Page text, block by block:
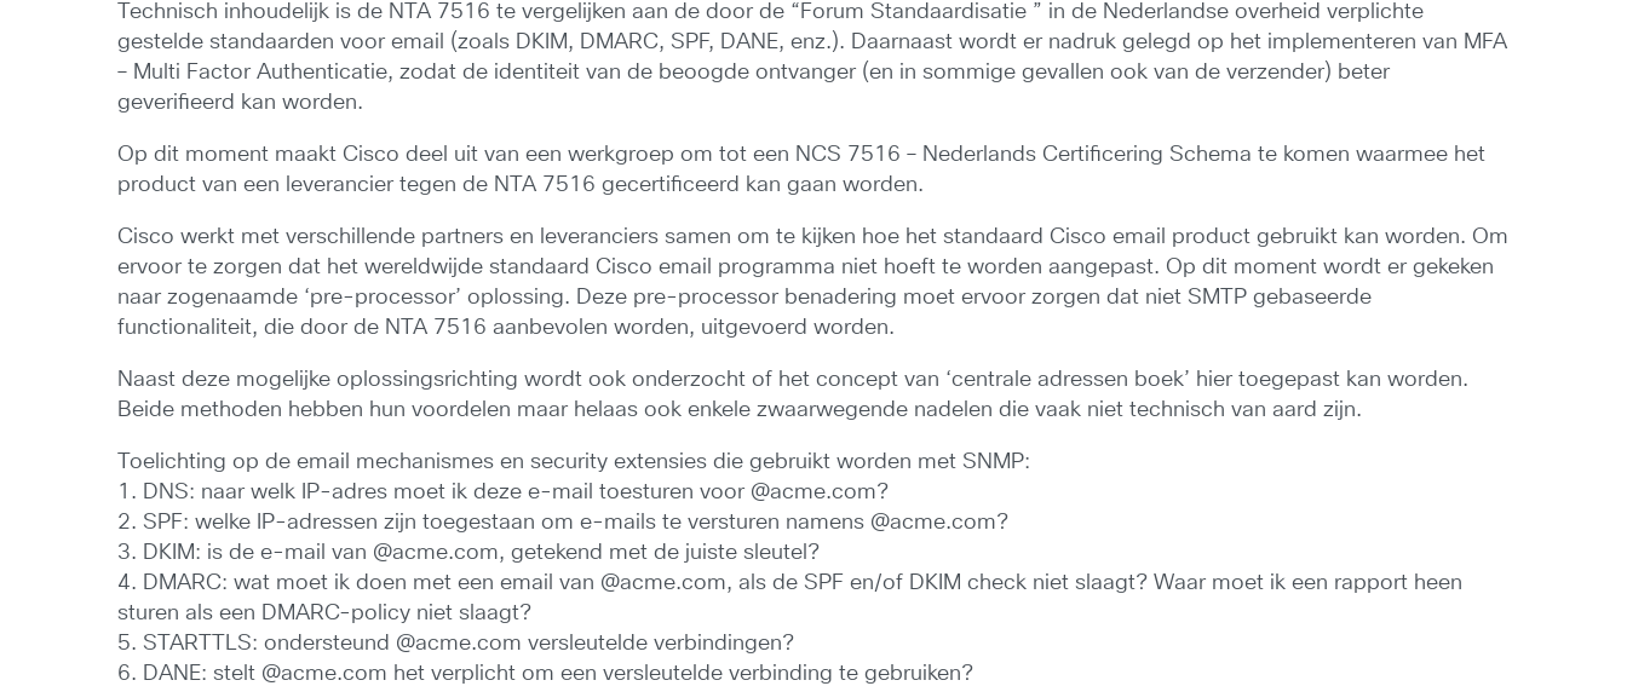
Technisch inhoudelijk is de NTA 7516 te vergelijken aan de door de “Forum Standaardisatie ” in de Nederlandse overheid verplichte
gestelde standaarden voor email (zoals DKIM, DMARC, SPF, DANE, enz.). Daarnaast wordt er nadruk gelegd op het implementeren van MFA
– Multi Factor Authenticatie, zodat de identiteit van de beoogde ontvanger (en in sommige gevallen ook van de verzender) beter
geverifieerd kan worden.
Op dit moment maakt Cisco deel uit van een werkgroep om tot een NCS 7516 – Nederlands Certificering Schema te komen waarmee het
product van een leverancier tegen de NTA 7516 gecertificeerd kan gaan worden.
Cisco werkt met verschillende partners en leveranciers samen om te kijken hoe het standaard Cisco email product gebruikt kan worden. Om
ervoor te zorgen dat het wereldwijde standaard Cisco email programma niet hoeft te worden aangepast. Op dit moment wordt er gekeken
naar zogenaamde ‘pre-processor’ oplossing. Deze pre-processor benadering moet ervoor zorgen dat niet SMTP gebaseerde
functionaliteit, die door de NTA 7516 aanbevolen worden, uitgevoerd worden.
Naast deze mogelijke oplossingsrichting wordt ook onderzocht of het concept van ‘centrale adressen boek’ hier toegepast kan worden.
Beide methoden hebben hun voordelen maar helaas ook enkele zwaarwegende nadelen die vaak niet technisch van aard zijn.
Toelichting op de email mechanismes en security extensies die gebruikt worden met SNMP:
1. DNS: naar welk IP-adres moet ik deze e-mail toesturen voor @acme.com?
2. SPF: welke IP-adressen zijn toegestaan om e-mails te versturen namens @acme.com?
3. DKIM: is de e-mail van @acme.com, getekend met de juiste sleutel?
4. DMARC: wat moet ik doen met een email van @acme.com, als de SPF en/of DKIM check niet slaagt? Waar moet ik een rapport heen
sturen als een DMARC-policy niet slaagt?
5. STARTTLS: ondersteund @acme.com versleutelde verbindingen?
6. DANE: stelt @acme.com het verplicht om een versleutelde verbinding te gebruiken?